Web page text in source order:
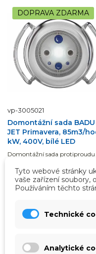
DOPRAVA ZDARMA
vp-3005021
Domontážní sada BADU
JET Primavera, 85m3/
kW, 400V, bílé LED
Domontážní sada protiproudu
400/230V, 4kW, bílé LED
osvětlení.
93 146,28 Kčbez DPH
Tyto webové stránky
vaše zařízení soubory,
Používáním těchto
Technické
Analytické